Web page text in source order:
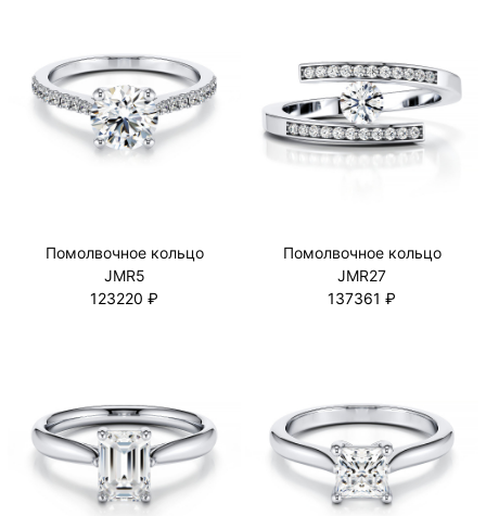
Помолвочное кольцо
JMR5
123220 ₽
Помолвочное кольцо
JMR27
137361 ₽